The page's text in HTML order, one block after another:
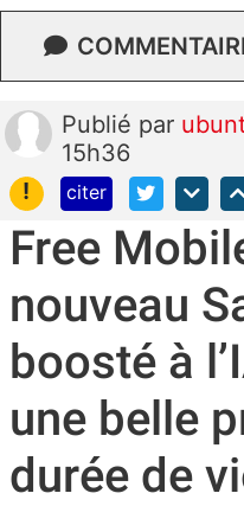
Publié par
15h36
!
citer
Free
nouveau
boosté à
une belle
durée de